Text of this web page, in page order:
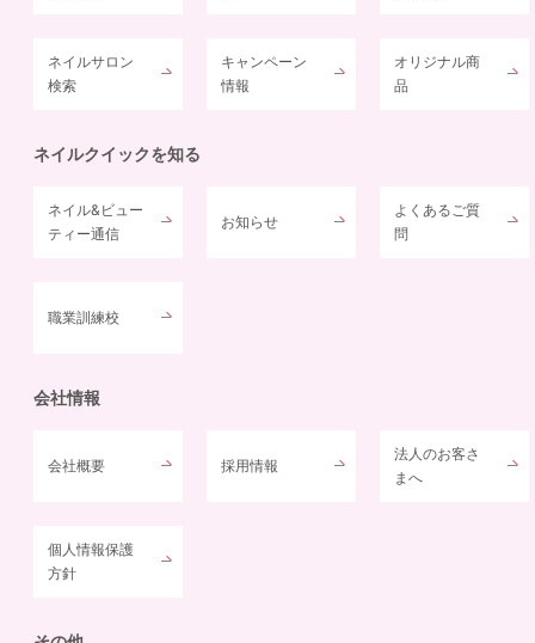
ネイルサロン
検索
キャンペーン
情報
オリジナル商
品
ネイルクイックを知る
ネイル&ビュー
ティー通信
お知らせ
よくあるご質
問
職業訓練校
会社情報
会社概要 採用情報
法人のお客さ
まへ
個人情報保護
方針